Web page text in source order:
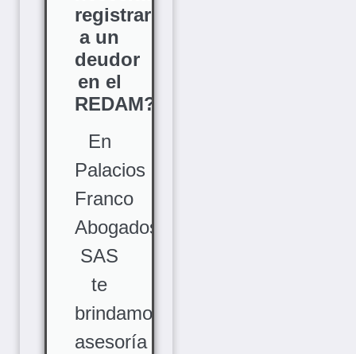
registrar
a un
deudor
en el
REDAM?
En
Palacios
Franco
Abogados
SAS
te
brindamos
asesoría